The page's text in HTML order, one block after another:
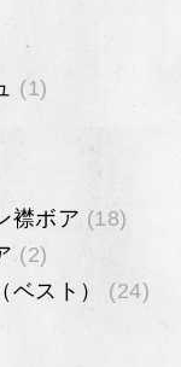
(1)
襟ボア (18)
(2)
ベスト）
(24)